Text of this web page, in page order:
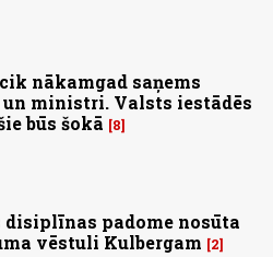
nākamgad saņems
ministri. Valsts iestādēs
būs šokā
8
padome nosūta
vēstuli Kulbergam
2